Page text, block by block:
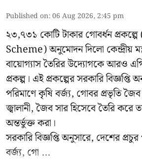
Published on:06 Aug 2026, 2:45 pm
২৩,৭৩১ কোটি টাকার গোবর্ধন
Scheme) অনুমোদন দিলো কেন্দ্রীয়
বায়োগ্যাস তৈরির উদ্যোগকে আরও
প্রকল্প। এই প্রকল্পের সরকারি বিজ্ঞপ্তি
পরিমাণে কৃষি বর্জ্য, গোবর প্রভৃতি
জ্বালানী, জৈব সার হিসেবে তৈরি
অন্তর্ভুক্ত করা।
সরকারি বিজ্ঞপ্তি অনুসারে, দেশের
বর্জ্য, গো ...